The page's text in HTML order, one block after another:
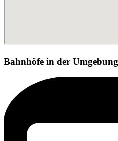
Bahnhöfe in der Umgebung